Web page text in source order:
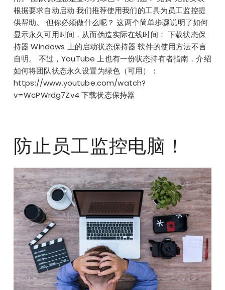
根据要求自动启动 我们推荐使用我们的工具为员工监控提
供帮助。 但你必须做什么呢？ 这两个简单步骤说明了如何
显示永久可用时间，从而伪造实际在线时间： 下载状态保
持器 Windows 上的启动状态保持器 软件的使用方法不言
自明。 不过，YouTube 上也有一份状态持有者指南，介绍
如何将团队状态永久设置为绿色（可用）：
https://www.youtube.com/watch?
v=WcPWrdg7Zv4 下载状态保持器
防止员工监控电脑！